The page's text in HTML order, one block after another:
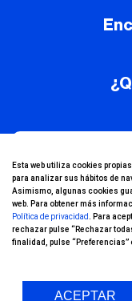
Esta web utiliza cookies
para analizar sus hábitos de
Asimismo, algunas cookies
web. Para obtener más
Política de privacidad
. Para
rechazar pulse “Rechazar
finalidad, pulse “Preferencias”
ACEPTAR